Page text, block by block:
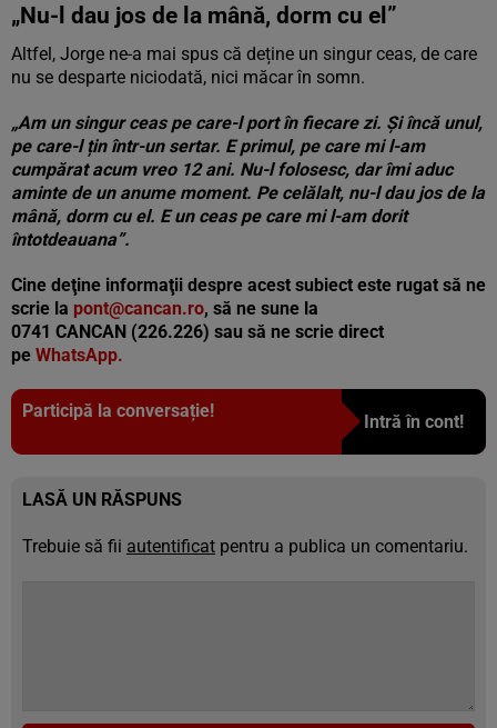
„Nu-l dau jos de la mână, dorm cu el”
Altfel, Jorge ne-a mai spus că deține un singur ceas, de care
nu se desparte niciodată, nici măcar în somn.
„Am un singur ceas pe care-l port în fiecare zi. Și încă unul,
pe care-l țin într-un sertar. E primul, pe care mi l-am
cumpărat acum vreo 12 ani. Nu-l folosesc, dar îmi aduc
aminte de un anume moment. Pe celălalt, nu-l dau jos de la
mână, dorm cu el. E un ceas pe care mi l-am dorit
întotdeauana”.
Cine deţine informaţii despre acest subiect este rugat să ne
scrie la pont@cancan.ro, să ne sune la
0741 CANCAN (226.226) sau să ne scrie direct
pe WhatsApp.
Participă la conversație!
Intră în cont!
LASĂ UN RĂSPUNS
Trebuie să fii autentificat pentru a publica un comentariu.